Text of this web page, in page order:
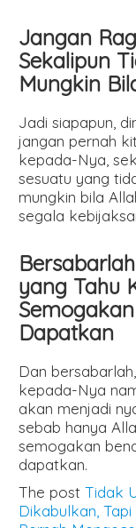
Jangan
Sekalipun
Mungkin
Jadi siapapun,
jangan pernah
kepada-Nya,
sesuatu yang
mungkin bila
segala
yang Tahu
Dapatkan
Dan
kepada-Nya
akan menjadi
sebab hanya
semogakan
dapatkan.
The postTidak
Dikabulkan,